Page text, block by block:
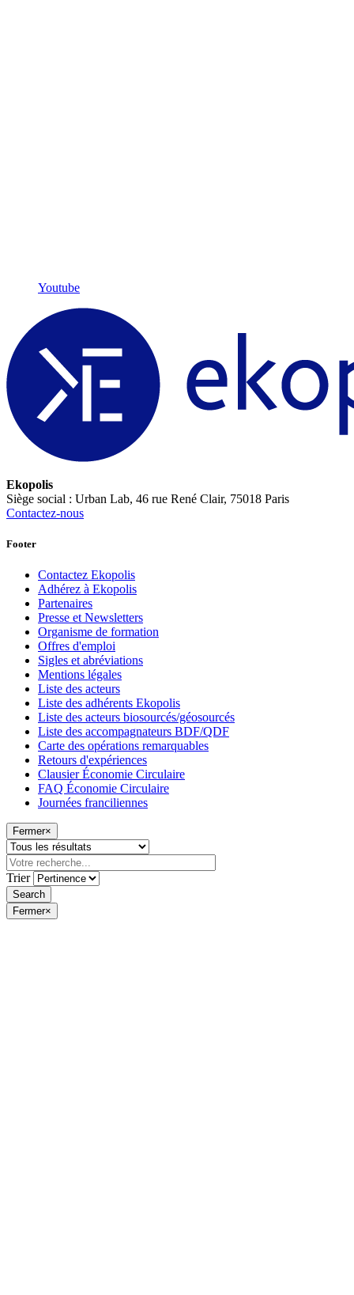
Youtube
Ekopolis
Siège social : Urban Lab, 46 rue René Clair, 75018 Paris
Contactez-nous
Footer
Contactez Ekopolis
Adhérez à Ekopolis
Partenaires
Presse et Newsletters
Organisme de formation
Offres d'emploi
Sigles et abréviations
Mentions légales
Liste des acteurs
Liste des adhérents Ekopolis
Liste des acteurs biosourcés/géosourcés
Liste des accompagnateurs BDF/QDF
Carte des opérations remarquables
Retours d'expériences
Clausier Économie Circulaire
FAQ Économie Circulaire
Journées franciliennes
Fermer×
Trier
Fermer×